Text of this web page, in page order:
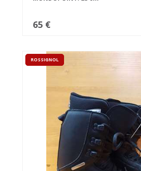
65 €
ROSSIGNOL